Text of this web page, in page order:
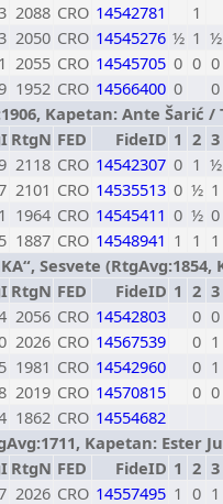
2088 CRO 14542781
1
2050 CRO 14545276 ½ 1 ½
2055 CRO 14545705 0 0 0
1952 CRO 14566400 0
0
Kapetan: Ante Šarić /
RtgN FED FideID 1 2 3
2118 CRO 14542307 0 1 ½
2101 CRO 14535513 0 ½ 1
1964 CRO 14545411 0 ½ 0
1887 CRO 14548941 1 1 1
Sesvete
RtgN FED FideID 1 2 3
2056 CRO 14542803 0 0
2026 CRO 14567539 0 1
1981 CRO 14542960 0 1
2019 CRO 14570815 0 0
1862 CRO 14554682
Kapetan: Ester
RtgN FED FideID 1 2 3
2026 CRO 14557495 1 0 1